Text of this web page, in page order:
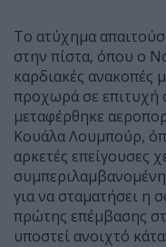
Το ατύχημα
στην πίστα, όπου ο
καρδιακές ανακοπές
προχωρά σε επιτυχή
μεταφέρθηκε
Κουάλα Λουμπούρ,
αρκετές επείγουσες
για να σταματήσει η
πρώτης επέμβασης
υποστεί ανοιχτό